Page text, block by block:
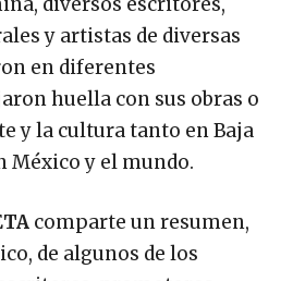
diversos escritores,
y artistas de diversas
en diferentes
huella con sus obras o
y la cultura tanto en Baja
México y el mundo.
comparte un resumen,
de algunos de los